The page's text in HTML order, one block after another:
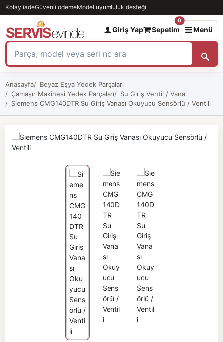
Kolay iadeGüvenli ödemeModel uyumluluk desteği
Giriş Yap Sepetim
0
Menü
Anasayfa
Beyaz Eşya Yedek Parçaları
Çamaşır Makinesi Yedek Parçaları
Su Giriş Ventil / Vana
Siemens CMG140DTR Su Giriş Vanası Okuyucu Sensörlü / Ventili